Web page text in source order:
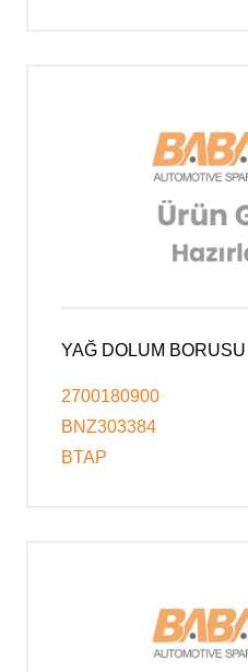
YAĞ DOLUM BORUSU
2700180900
BNZ303384
BTAP